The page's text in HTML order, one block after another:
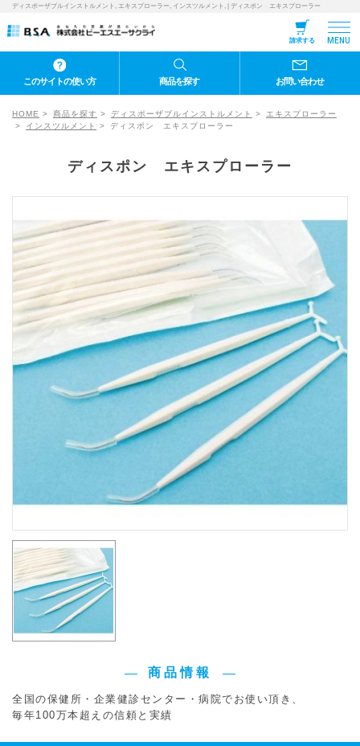
ディスポーザブルインストルメント, エキスプローラー, インスツルメント, | ディスポン エキスプローラー
請求する MENU
このサイトの使い方 商品を探す お問い合わせ
HOME 商品を探す ディスポーザブルインストルメント
エキスプローラー
インスツルメント
ディスポン エキスプローラー
ディスポン エキスプローラー
商品情報
全国の保健所・企業健診センター・病院でお使い頂き、
毎年100万本超えの信頼と実績